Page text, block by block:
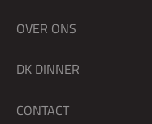
OVER ONS
DK DINNER
CONTACT